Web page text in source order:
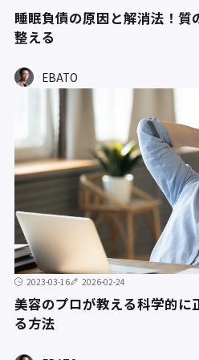
睡眠負債の原因と解消法！質
整える
EBATO
2023-03-16 2026-02-24
美容のプロが教える科学的に
る方法